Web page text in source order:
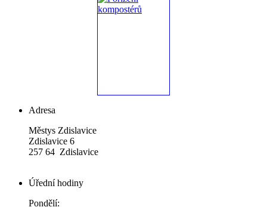
Adresa
Městys Zdislavice
Zdislavice 6
257 64 Zdislavice
Úřední hodiny
Pondělí: